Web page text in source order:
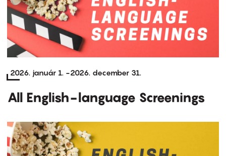
2026. január 1. -2026. december 31.
All English-language Screenings